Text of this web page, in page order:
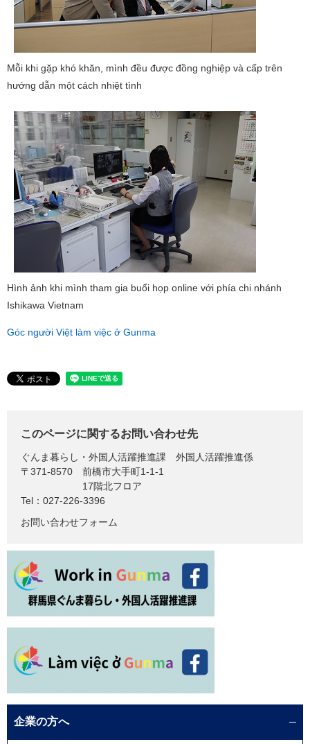
Mỗi khi gặp khó khăn, mình đều được đồng nghiệp và cấp trên
hướng dẫn một cách nhiệt tình
Hình ảnh khi mình tham gia buổi họp online với phía chi nhánh
Ishikawa Vietnam
Góc người Việt làm việc ở Gunma
このページに関するお問い合わせ先
ぐんま暮らし・外国人活躍推進課
外国人活躍推進係
〒371-8570
前橋市大手町1-1-1
17階北フロア
Tel：027-226-3396
お問い合わせフォーム
企業の方へ